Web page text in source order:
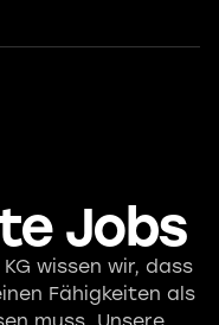
Jobs
wissen wir, dass
Fähigkeiten als
muss. Unsere